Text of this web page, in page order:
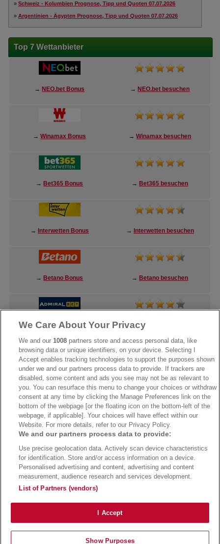
»Schweiz - Kolumbien Prognose, Tipp und Quoten 07.07.2026
»Argentinien - Ägypten Prognose, Tipp und Quoten 07.07.2026
Top 7 Wettanbieter
→ NEO.bet Bonus → NEO.bet besuchen
→Winamax Bonus →Winamax besuchen
→ Bet365 Bonus → Bet365 besuchen
→ Interwetten Bonus → Interwetten besuchen
→ Betano Bonus → Betano besuchen
→AdmiralBet Bonus →AdmiralBet besuchen
→Bwin Bonus →Bwin besuchen
Alle Anbieter auf dieser Webseite sind offiziell in Deutschland
Bundesligatrend Fussball Bundesliga Tipps
Verantwortung!
We Care About Your Privacy
We and our1008 partners store and access personal data, like
browsing data or unique identifiers, on your device. Selecting I
Accept enables tracking technologies to support the purposes shown
under we and our partners process data to provide. If trackers are
disabled, some content and ads you see may not be as relevant to
you. You can resurface this menu to change your choices or withdraw
consent at any time by clicking the Manage Preferences link on the
bottom of the webpage [or the floating icon on the bottom-left of the
webpage, if applicable]. Your choices will have effect within our
Website. For more details, refer to our Privacy Policy.
We and our partners process data to provide:
Use precise geolocation data. Actively scan device characteristics
for identification. Store and/or access information on a device.
Personalised advertising and content, advertising and content
measurement, audience research and services development.
List of Partners (vendors)
I Accept
Show Purposes